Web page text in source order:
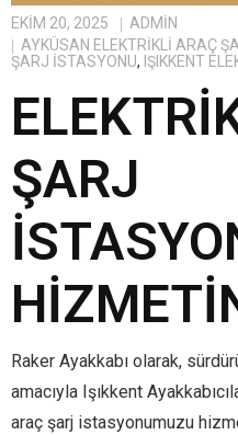
EKIM 20, 2025
ADMIN
AYKÜSAN ELEKTRIKLI ARAÇ
ŞARJ İSTASYONU, IŞIKKENT
ŞARJ
Raker Ayakkabı olarak,
amacıyla Işıkkent
araç şarj istasyonumuzu